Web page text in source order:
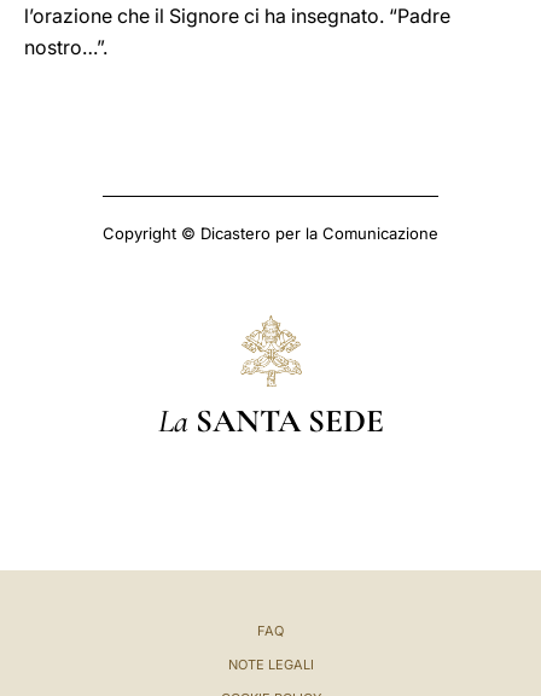
l’orazione che il Signore ci ha insegnato. “Padre
nostro…”.
Copyright © Dicastero per la Comunicazione
La SANTA SEDE
FAQ
NOTE LEGALI